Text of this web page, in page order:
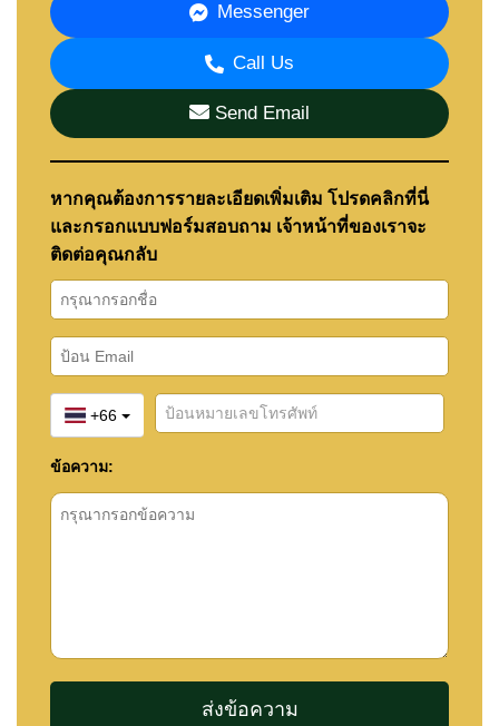
Messenger
Call Us
Send Email
หากคุณต้องการรายละเอียดเพิ่มเติม โปรดคลิกที่นี่
และกรอกแบบฟอร์มสอบถาม เจ้าหน้าที่ของเราจะ
ติดต่อคุณกลับ
+66
ข้อความ: